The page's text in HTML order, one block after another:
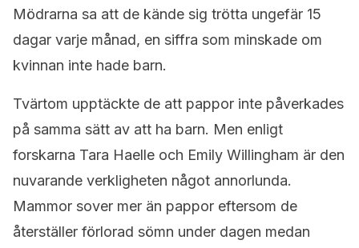
Mödrarna sa att de kände sig trötta ungefär 15
dagar varje månad, en siffra som minskade om
kvinnan inte hade barn.
Tvärtom upptäckte de att pappor inte påverkades
på samma sätt av att ha barn. Men enligt
forskarna Tara Haelle och Emily Willingham är den
nuvarande verkligheten något annorlunda.
Mammor sover mer än pappor eftersom de
återställer förlorad sömn under dagen medan